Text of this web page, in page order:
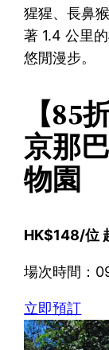
猩猩、長鼻
著 1.4 公里
悠閒漫步。
【85
京那
物園
HK$148/位
場次時間：
立即預訂